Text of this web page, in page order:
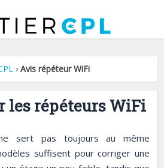
›Avis répéteur WiFi
les répéteurs WiFi
sert pas toujours au même
suffisent pour corriger une